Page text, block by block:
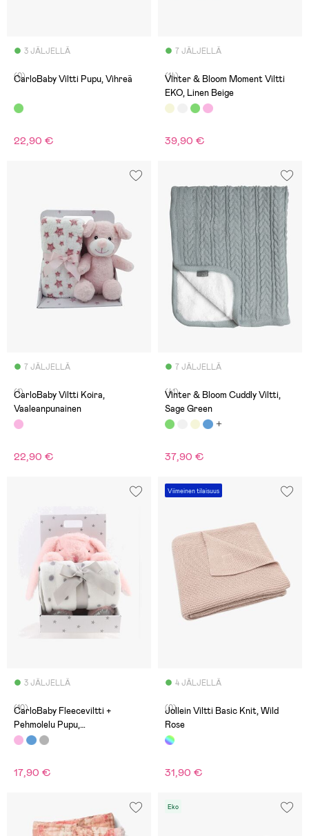
3 JÄLJELLÄ
(0) CarloBaby Viltti Pupu, Vihreä
22,90 €
7 JÄLJELLÄ
(14)
Vinter & Bloom Moment Viltti
EKO, Linen Beige
39,90 €
7 JÄLJELLÄ
(1)
CarloBaby Viltti Koira,
Vaaleanpunainen
22,90 €
7 JÄLJELLÄ
(41)
Vinter & Bloom Cuddly Viltti,
Sage Green
37,90 €
3 JÄLJELLÄ
(10)
CarloBaby Fleeceviltti +
Pehmolelu Pupu,
Vaaleanpunainen
17,90 €
Viimeinen tilaisuus
4 JÄLJELLÄ
(0)
Jollein Viltti Basic Knit, Wild
Rose
31,90 €
Eko